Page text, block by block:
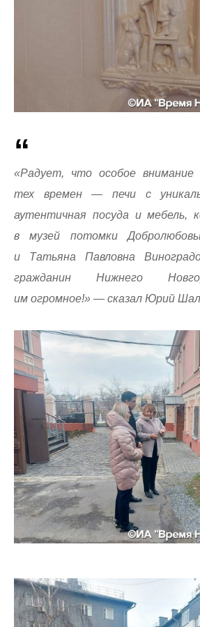
«Радует, что особое внимание
тех времен — печи с
аутентичная посуда и мебель,
в музей потомки
и Татьяна Павловна
гражданин Нижнего
им огромное!» — сказал Юрий